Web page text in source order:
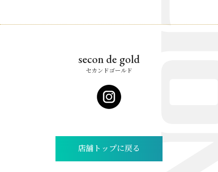
secon de gold
セカンドゴールド
店舗トップに戻る